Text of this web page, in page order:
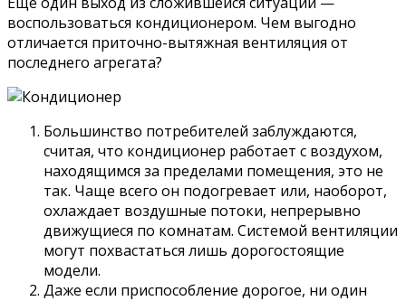
воспользоваться кондиционером. Чем выгодно
отличается приточно-вытяжная вентиляция от
последнего агрегата?
Большинство потребителей заблуждаются,
считая, что кондиционер работает с воздухом,
находящимся за пределами помещения, это не
так. Чаще всего он подогревает или, наоборот,
охлаждает воздушные потоки, непрерывно
движущиеся по комнатам. Системой вентиляции
могут похвастаться лишь дорогостоящие
модели.
Даже если приспособление дорогое, ни один